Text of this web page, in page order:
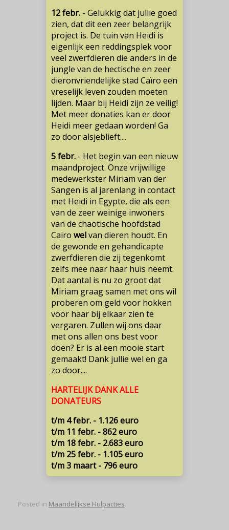
12 febr. - Gelukkig dat jullie goed
zien, dat dit een zeer belangrijk
project is. De tuin van Heidi is
eigenlijk een reddingsplek voor
veel zwerfdieren die anders in de
jungle van de hectische en zeer
dieronvriendelijke stad Caïro een
vreselijk leven zouden moeten
lijden. Maar bij Heidi zijn ze veilig!
Met meer donaties kan er door
Heidi meer gedaan worden! Ga
zo door alsjeblieft....
5 febr. - Het begin van een nieuw
maandproject. Onze vrijwillige
medewerkster Miriam van der
Sangen is al jarenlang in contact
met Heidi in Egypte, die als een
van de zeer weinige inwoners
van de chaotische hoofdstad
Cairo welvan dieren houdt. En
de gewonde en gehandicapte
zwerfdieren die zij tegenkomt
zelfs mee naar haar huis neemt.
Dat aantal is nu zo groot dat
Miriam graag samen met ons wil
proberen om geld voor hokken
voor haar bij elkaar zien te
vergaren. Zullen wij ons daar
met ons allen ons best voor
doen? Er is al een mooie start
gemaakt! Dank jullie wel en ga
zo door....
HARTELIJK DANK ALLE
DONATEURS
t/m 4 febr. - 1.126 euro
t/m 11 febr. - 862 euro
t/m 18 febr. - 2.683 euro
t/m 25 febr. - 1.105 euro
t/m 3 maart - 796 euro
Posted in Maandelijkse Hulpacties.